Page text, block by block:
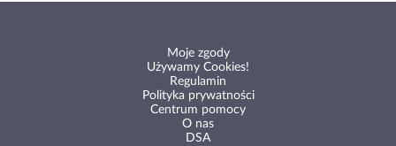
Moje zgody
Używamy Cookies!
Regulamin
Polityka prywatności
Centrum pomocy
O nas
DSA